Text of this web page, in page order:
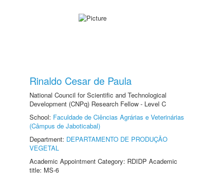
Rinaldo Cesar de Paula
National Council for Scientific and Technological
Development (CNPq) Research Fellow - Level C
School: Faculdade de Ciências Agrárias e Veterinárias
(Câmpus de Jaboticabal)
Department: DEPARTAMENTO DE PRODUÇÃO
VEGETAL
Academic Appointment Category: RDIDP Academic
title: MS-6